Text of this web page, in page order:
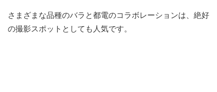
さまざまな品種のバラと都電のコラボレーションは、絶好
の撮影スポットとしても人気です。